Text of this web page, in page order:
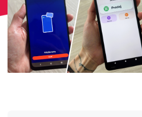
Slovenčina